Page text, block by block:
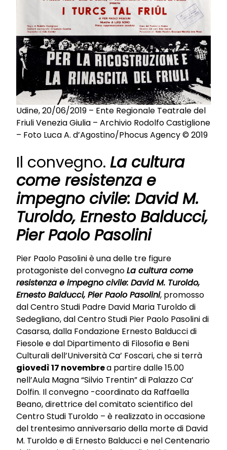
Udine, 20/06/2019 – Ente Regionale Teatrale del
Friuli Venezia Giulia – Archivio Rodolfo Castiglione
– Foto Luca A. d’Agostino/Phocus Agency © 2019
Il convegno. La cultura
come resistenza e
impegno civile: David M.
Turoldo, Ernesto Balducci,
Pier Paolo Pasolini
Pier Paolo Pasolini è una delle tre figure
protagoniste del convegnoLa cultura come
resistenza e impegno civile: David M. Turoldo,
Ernesto Balducci, Pier Paolo Pasolini, promosso
dal Centro Studi Padre David Maria Turoldo di
Sedegliano, dal Centro Studi Pier Paolo Pasolini di
Casarsa, dalla Fondazione Ernesto Balducci di
Fiesole e dal Dipartimento di Filosofia e Beni
Culturali dell’Università Ca’ Foscari, che si terrà
giovedì 17 novembrea partire dalle 15.00
nell’Aula Magna “Silvio Trentin” di Palazzo Ca’
Dolfin. Il convegno -coordinato da Raffaella
Beano, direttrice del comitato scientifico del
Centro Studi Turoldo – è realizzato in occasione
del trentesimo anniversario della morte di David
M. Turoldo e di Ernesto Balducci e nel Centenario